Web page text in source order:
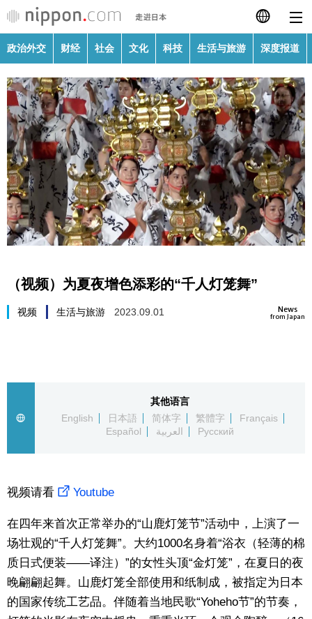
日本語
English
繁體字
Français
Español
العربية
政治外交
财经
社会
科技
视觉日本
新闻
话题
日本信息库
日本一瞥
人物访谈
政治外交 财经 社会 文化 科技 生活与旅游 深度报道
（视频）为夏夜增色添彩的“千人灯笼舞”
News
from Japan
视频 生活与旅游 2023.09.01
其他语言
English
日本語 简体字 繁體字
Français
Español
العربية Русский
视频请看 Youtube
在四年来首次正常举办的“山鹿灯笼节”活动中，上演了一
场壮观的“千人灯笼舞”。大约1000名身着“浴衣（轻薄的棉
质日式便装——译注）”的女性头顶“金灯笼”，在夏日的夜
晚翩翩起舞。山鹿灯笼全部使用和纸制成，被指定为日本
的国家传统工艺品。伴随着当地民歌“Yoheho节”的节奏，